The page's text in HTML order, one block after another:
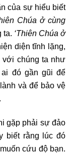
của sự hiểu biết
Chúa ở cùng
ta. ‘Thiên Chúa ở
diện tĩnh lặng,
với chúng ta như
đó gần gũi để
và để bảo vệ
gặp phải sự đảo
biết rằng lúc đó
cứu độ bạn.